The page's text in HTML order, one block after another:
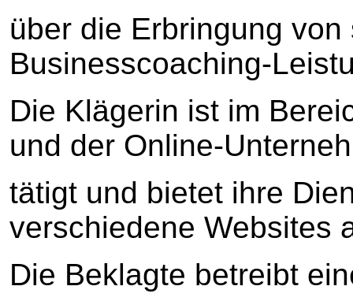
über die Erbringung von
Businesscoaching-
Die Klägerin ist im
und der Online-
tätigt und bietet ihre
verschiedene Websites
Die Beklagte betreibt